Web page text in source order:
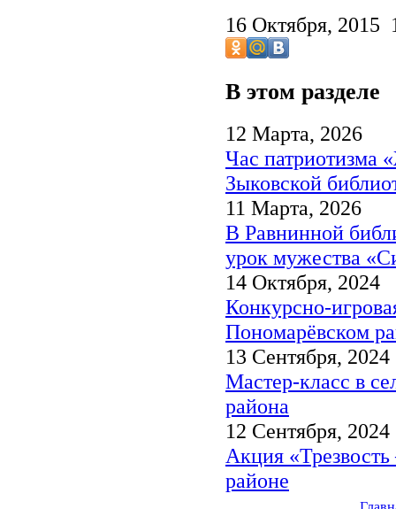
16 Октября, 2015
В этом разделе
12 Марта, 2026
Час патриотизма
Зыковской
11 Марта, 2026
В Равнинной
урок мужества
14 Октября, 2024
Конкурсно-
Пономарёвском
13 Сентября, 2024
Мастер-класс в
района
12 Сентября, 2024
Акция
районе